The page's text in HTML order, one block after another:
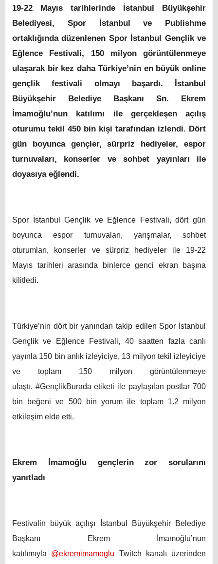
19-22 Mayıs tarihlerinde İstanbul Büyükşehir
Belediyesi, Spor İstanbul ve Publishme
ortaklığında düzenlenen Spor İstanbul Gençlik ve
Eğlence Festivali, 150 milyon görüntülenmeye
ulaşarak bir kez daha Türkiye’nin en büyük online
gençlik festivali olmayı başardı. İstanbul
Büyükşehir Belediye Başkanı Sn. Ekrem
İmamoğlu’nun katılımı ile gerçekleşen açılış
oturumu tekil 450 bin kişi tarafından izlendi. Dört
gün boyunca gençler, sürpriz hediyeler, espor
turnuvaları, konserler ve sohbet yayınları ile
doyasıya eğlendi.
Spor İstanbul Gençlik ve Eğlence Festivali, dört gün
boyunca espor turnuvaları, yarışmalar, sohbet
oturumları, konserler ve sürpriz hediyeler ile 19-22
Mayıs tarihleri arasında binlerce genci ekran başına
kilitledi.
Türkiye’nin dört bir yanından takip edilen Spor İstanbul
Gençlik ve Eğlence Festivali, 40 saatten fazla canlı
yayınla 150 bin anlık izleyiciye, 13 milyon tekil izleyiciye
ve toplam 150 milyon görüntülenmeye
ulaştı. #GençlikBurada etiketi ile paylaşılan postlar 700
bin beğeni ve 500 bin yorum ile toplam 1.2 milyon
etkileşim elde etti.
Ekrem İmamoğlu gençlerin zor sorularını
yanıtladı
Festivalin büyük açılışı İstanbul Büyükşehir Belediye
Başkanı Ekrem İmamoğlu’nun
katılımıyla @ekremimamoglu Twitch kanalı üzerinden